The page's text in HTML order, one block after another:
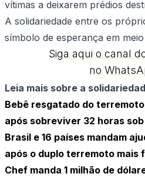
vítimas a deixarem prédios
A solidariedade entre os
símbolo de esperança em
Siga aqui o canal
no
Leia mais sobre a
Bebê resgatado do
após sobreviver 32 horas
Brasil e 16 países mandam
após o duplo terremoto mais
Chef manda 1 milhão de